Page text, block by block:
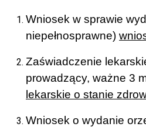
Wniosek w sprawie
niepełnosprawne)
Zaświadczenie
prowadzący, ważne 3
lekarskie o stanie
Wniosek o wydanie